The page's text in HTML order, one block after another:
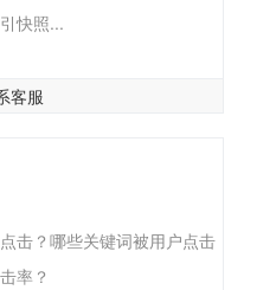
快照...
客服
击？哪些关键词被用户点击
率？